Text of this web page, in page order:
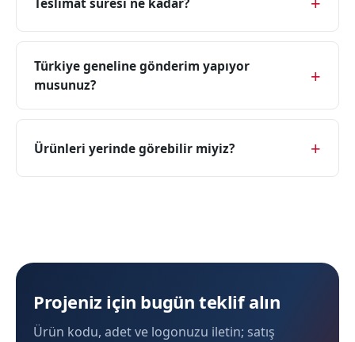
Türkiye geneline gönderim yapıyor
musunuz?
Ürünleri yerinde görebilir miyiz?
Projeniz için bugün teklif alın
Ürün kodu, adet ve logonuzu iletin; satış